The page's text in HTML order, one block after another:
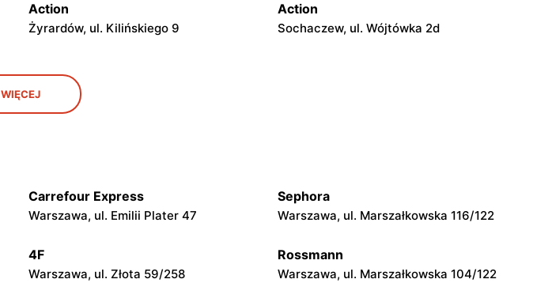
Action
Żyrardów, ul. Kilińskiego 9
Action
Sochaczew, ul. Wójtówka 2d
Action
Pułtusk, ul. Ignacego Daszyńskiego 11
Action Action
WIĘCEJ
Carrefour Express
Warszawa, ul. Emilii Plater 47
Sephora
Warszawa, ul. Marszałkowska 116/122
4F
Warszawa, ul. Złota 59/258
Rossmann
Warszawa, ul. Marszałkowska 104/122